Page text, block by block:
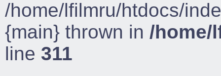
/home/lfilmru/htdocs/
{main} thrown in /home/
line 311